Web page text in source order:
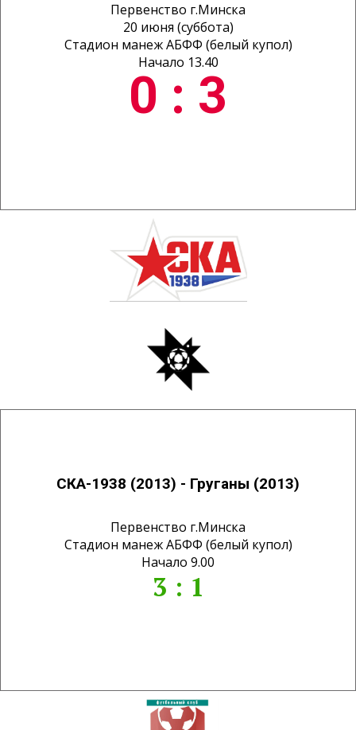
Первенство г.Минска
20 июня (суббота)
Стадион манеж АБФФ (белый купол)
Начало 13.40
0 : 3
СКА-1938 (2013) - Груганы (2013)
Первенство г.Минска
Стадион манеж АБФФ (белый купол)
Начало 9.00
3 : 1